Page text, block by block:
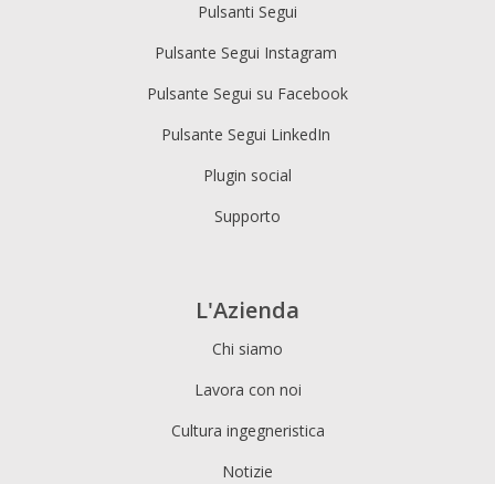
Pulsanti Segui
Pulsante Segui Instagram
Pulsante Segui su Facebook
Pulsante Segui LinkedIn
Plugin social
Supporto
L'Azienda
Chi siamo
Lavora con noi
Cultura ingegneristica
Notizie